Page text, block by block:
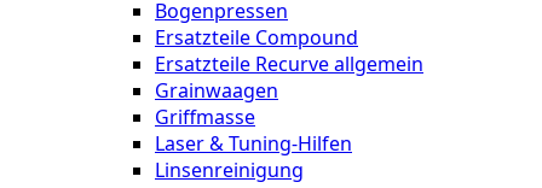
Bogenpressen
Ersatzteile Compound
Ersatzteile Recurve allgemein
Grainwaagen
Griffmasse
Laser & Tuning-Hilfen
Linsenreinigung